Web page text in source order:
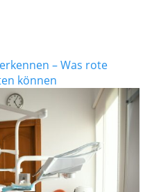
– Was rote
können